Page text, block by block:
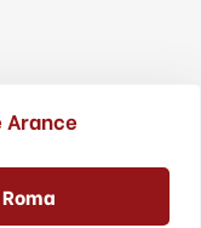
Roma